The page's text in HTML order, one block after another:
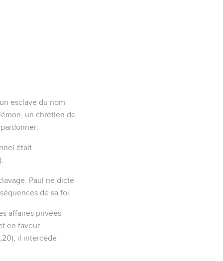
esclave du nom
un chrétien de
était
Paul ne dicte
de sa foi.
affaires privées
en faveur
il intercède